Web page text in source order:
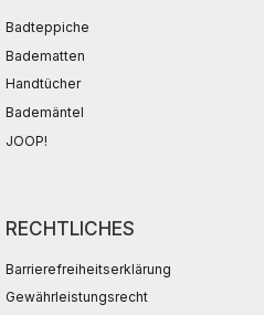
Badteppiche
Badematten
Handtücher
Bademäntel
JOOP!
RECHTLICHES
Barrierefreiheitserklärung
Gewährleistungsrecht